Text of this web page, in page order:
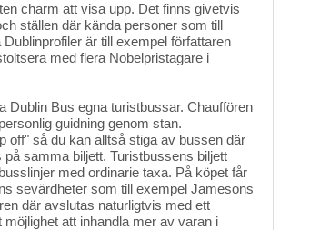
charm att visa upp. Det finns givetvis
ställen där kända personer som till
är till exempel författaren
med flera Nobelpristagare i
Dublin Bus egna turistbussar. Chauffören
guidning genom stan.
off" så du kan alltså stiga av bussen där
samma biljett. Turistbussens biljett
med ordinarie taxa. På köpet får
sevärdheter som till exempel Jamesons
där avslutas naturligtvis med ett
att inhandla mer av varan i